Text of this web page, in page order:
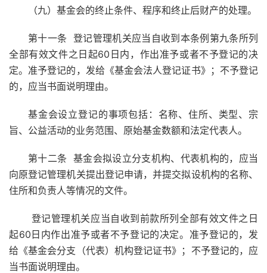
（九）基金会的终止条件、程序和终止后财产的处理。
第十一条 登记管理机关应当自收到本条例第九条所列
全部有效文件之日起60日内，作出准予或者不予登记的决
定。准予登记的，发给《基金会法人登记证书》；不予登记
的，应当书面说明理由。
基金会设立登记的事项包括：名称、住所、类型、宗
旨、公益活动的业务范围、原始基金数额和法定代表人。
第十二条 基金会拟设立分支机构、代表机构的，应当
向原登记管理机关提出登记申请，并提交拟设机构的名称、
住所和负责人等情况的文件。
登记管理机关应当自收到前款所列全部有效文件之日
起60日内作出准予或者不予登记的决定。准予登记的，发
给《基金会分支（代表）机构登记证书》；不予登记的，应
当书面说明理由。